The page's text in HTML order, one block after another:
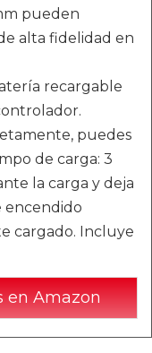
pueden
alta fidelidad en
recargable
puedes
de carga: 3
la carga y deja
encendido
cargado. Incluye
en Amazon